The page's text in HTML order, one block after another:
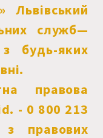
Львівський
служб—
будь-яких
правова
- 0 800 213
з правових